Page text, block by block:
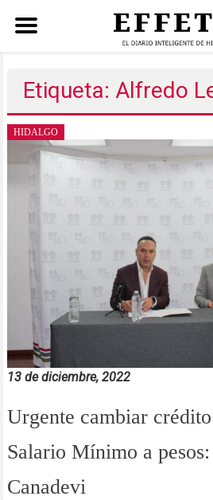
contenidoEtiqueta: Alfredo
HIDALGO
13 de diciembre, 2022
Urgente cambiar
Salario Mínimo a
Canadevi